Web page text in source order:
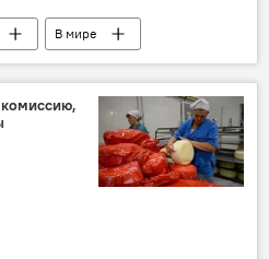
В мире
Новости